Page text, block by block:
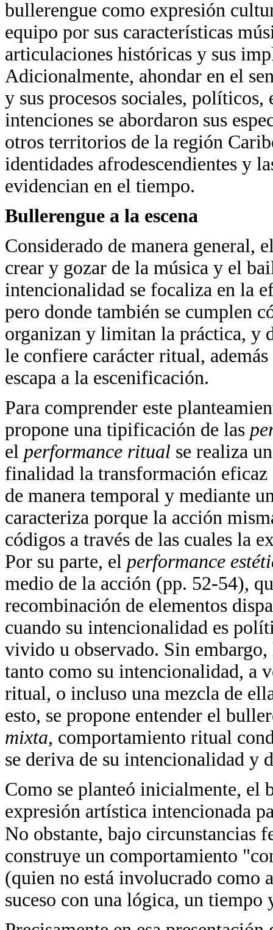
bullerengue como expresión
equipo por sus características
articulaciones históricas y sus
Adicionalmente, ahondar en el
y sus procesos sociales,
intenciones se abordaron sus
otros territorios de la región
identidades afrodescendientes y
evidencian en el tiempo.
Bullerengue a la escena
Considerado de manera general,
crear y gozar de la música y el
intencionalidad se focaliza en la
pero donde también se cumplen
organizan y limitan la práctica, y
le confiere carácter ritual,
escapa a la escenificación.
Para comprender este
propone una tipificación de las
el performance ritual se realiza
finalidad la transformación
de manera temporal y mediante
caracteriza porque la acción
códigos a través de las cuales la
Por su parte, el performance
medio de la acción (pp. 52-54),
recombinación de elementos
cuando su intencionalidad es
vivido u observado. Sin
tanto como su intencionalidad, a
ritual, o incluso una mezcla de
esto, se propone entender el
mixta, comportamiento ritual
se deriva de su intencionalidad y
Como se planteó inicialmente, el
expresión artística intencionada
No obstante, bajo circunstancias
construye un comportamiento
(quien no está involucrado como
suceso con una lógica, un